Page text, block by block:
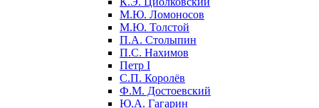
М.Ю. Ломоносов
М.Ю. Толстой
П.А. Столыпин
П.С. Нахимов
Петр I
С.П. Королёв
Ф.М. Достоевский
Ю.А. Гагарин